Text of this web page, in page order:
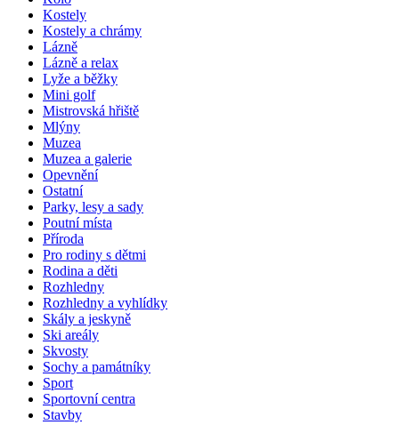
Kostely
Kostely a chrámy
Lázně
Lázně a relax
Lyže a běžky
Mini golf
Mistrovská hřiště
Mlýny
Muzea
Muzea a galerie
Opevnění
Ostatní
Parky, lesy a sady
Poutní místa
Příroda
Pro rodiny s dětmi
Rodina a děti
Rozhledny
Rozhledny a vyhlídky
Skály a jeskyně
Ski areály
Skvosty
Sochy a památníky
Sport
Sportovní centra
Stavby